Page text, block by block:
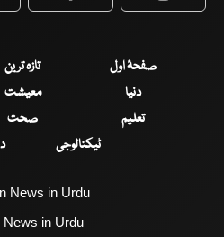
Facebook
صفحۂ اول تازہ ترین
دنیا
معیشت
تعلیم
صحت
ٹیکنالوجی
News in Urdu
News in Urdu